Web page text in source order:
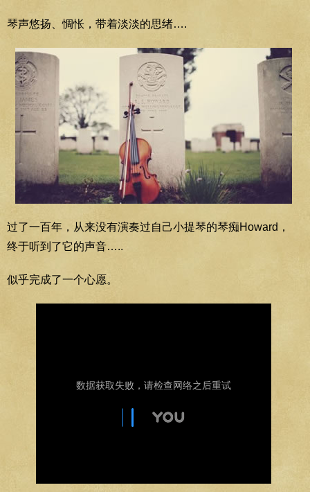
琴声悠扬、惆怅，带着淡淡的思绪….
过了一百年，从来没有演奏过自己小提琴的琴痴Howard，
终于听到了它的声音…..
似乎完成了一个心愿。